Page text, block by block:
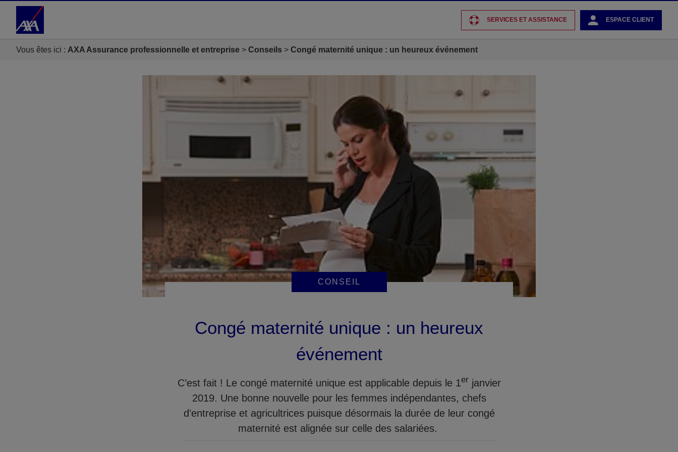
Accéder au Contenu
SERVICES ET ASSISTANCE ESPACE CLIENT
Vous êtes ici : AXA Assurance professionnelle et entreprise Conseils Congé maternité unique : un heureux événement
CONSEIL
Congé maternité unique : un heureux
événement
C’est fait ! Le congé maternité unique est applicable depuis le 1er janvier
2019. Une bonne nouvelle pour les femmes indépendantes, chefs
d’entreprise et agricultrices puisque désormais la durée de leur congé
maternité est alignée sur celle des salariées.